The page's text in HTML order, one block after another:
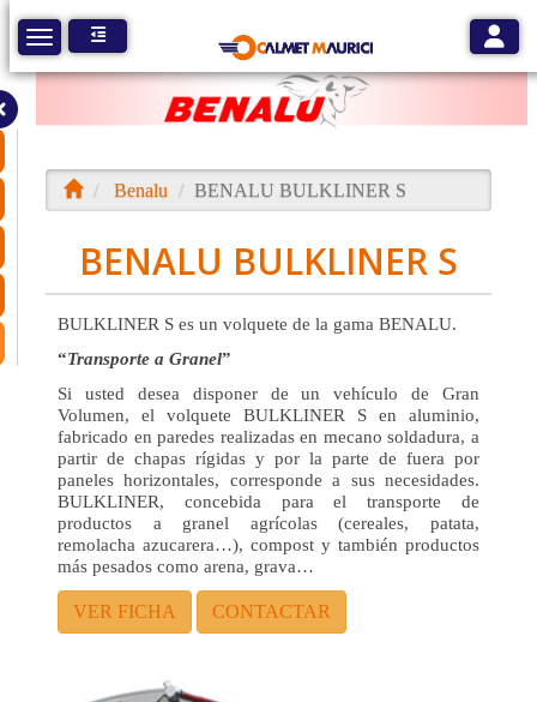
Toggle navigation
Benalu BENALU BULKLINER S
BENALU BULKLINER S
BULKLINER S es un volquete de la gama BENALU.
Transporte a Granel
Si usted desea disponer de un vehículo de Gran
Volumen, el volquete BULKLINER S en aluminio,
fabricado en paredes realizadas en mecano soldadura, a
partir de chapas rígidas y por la parte de fuera por
paneles horizontales, corresponde a sus necesidades.
BULKLINER, concebida para el transporte de
productos a granel agrícolas (cereales, patata,
remolacha azucarera…), compost y también productos
más pesados como arena, grava…
VER FICHA CONTACTAR